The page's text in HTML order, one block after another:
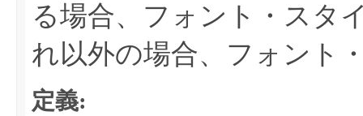
る場合、フォント・スタ
れ以外の場合、フォント
定義: